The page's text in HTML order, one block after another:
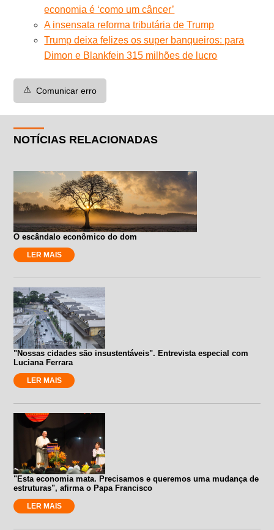
economia é ‘como um câncer’
A insensata reforma tributária de Trump
Trump deixa felizes os super banqueiros: para
Dimon e Blankfein 315 milhões de lucro
⚠️ Comunicar erro
NOTÍCIAS RELACIONADAS
O escândalo econômico do dom
LER MAIS
"Nossas cidades são insustentáveis". Entrevista especial com
Luciana Ferrara
LER MAIS
"Esta economia mata. Precisamos e queremos uma mudança de
estruturas", afirma o Papa Francisco
LER MAIS